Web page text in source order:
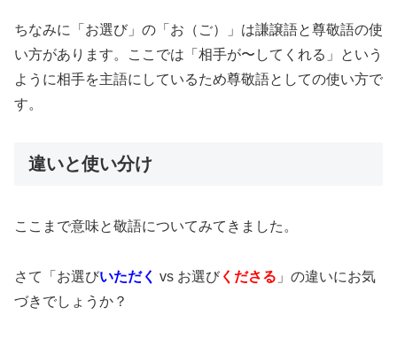
ちなみに「お選び」の「お（ご）」は謙譲語と尊敬語の使
い方があります。ここでは「相手が〜してくれる」という
ように相手を主語にしているため尊敬語としての使い方で
す。
違いと使い分け
ここまで意味と敬語についてみてきました。
さて「お選びいただく vs お選び くださる 」の違いにお気
づきでしょうか？